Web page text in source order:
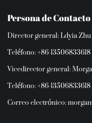
Persona de Contacto
Director general: Ldyia Zhu
Teléfono: +86-13506833618
Vicedirector general:
Teléfono: +86-13506833618
Correo electrónico: